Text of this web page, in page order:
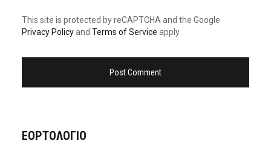
This site is protected by reCAPTCHA and the Google
Privacy Policyand Terms of Service apply.
ΕΟΡΤΟΛΟΓΙΟ